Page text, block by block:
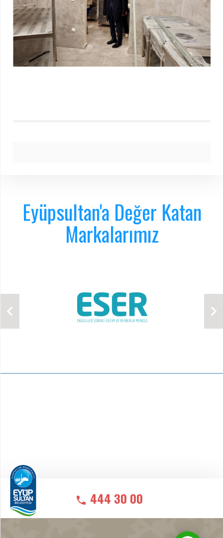
Eyüpsultan'a Değer Katan
Markalarımız
444 30 00